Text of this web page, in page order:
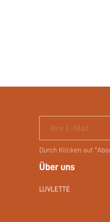
Ihre E-Mail
Durch Klicken auf
Über uns
LUVLETTE